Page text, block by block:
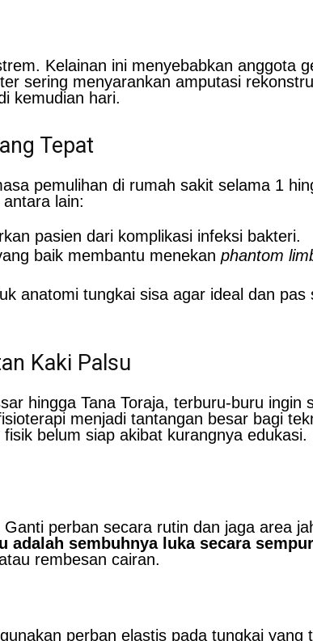
Kelainan ini menyebabkan anggota
sering menyarankan amputasi
kemudian hari.
Tepat
pemulihan di rumah sakit selama 1
lain:
pasien dari komplikasi infeksi bakteri.
baik membantu menekan phantom
anatomi tungkai sisa agar ideal dan pas
Kaki Palsu
hingga Tana Toraja, terburu-buru ingin
menjadi tantangan besar bagi
belum siap akibat kurangnya edukasi.
perban secara rutin dan jaga area
sembuhnya luka secara
rembesan cairan.
perban elastis pada tungkai yang